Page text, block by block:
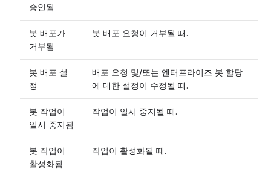
승인됨
봇 배포가
거부됨
봇 배포 요청이 거부될 때.
봇 배포 설
정
배포 요청 및/또는 엔터프라이즈 봇 할당
에 대한 설정이 수정될 때.
봇 작업이
일시 중지됨
작업이 일시 중지될 때.
봇 작업이
활성화됨
작업이 활성화될 때.